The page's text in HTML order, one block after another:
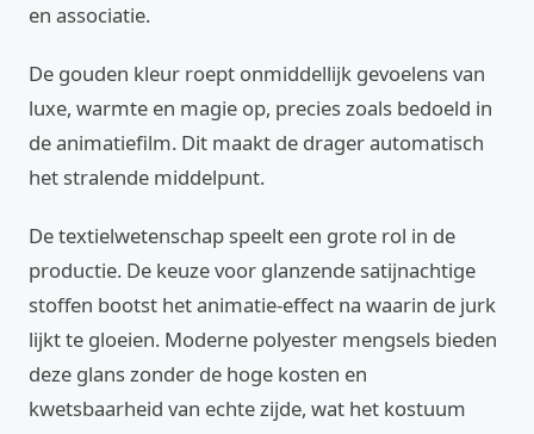
en associatie.
De gouden kleur roept onmiddellijk gevoelens van
luxe, warmte en magie op, precies zoals bedoeld in
de animatiefilm. Dit maakt de drager automatisch
het stralende middelpunt.
De textielwetenschap speelt een grote rol in de
productie. De keuze voor glanzende satijnachtige
stoffen bootst het animatie-effect na waarin de jurk
lijkt te gloeien. Moderne polyester mengsels bieden
deze glans zonder de hoge kosten en
kwetsbaarheid van echte zijde, wat het kostuum